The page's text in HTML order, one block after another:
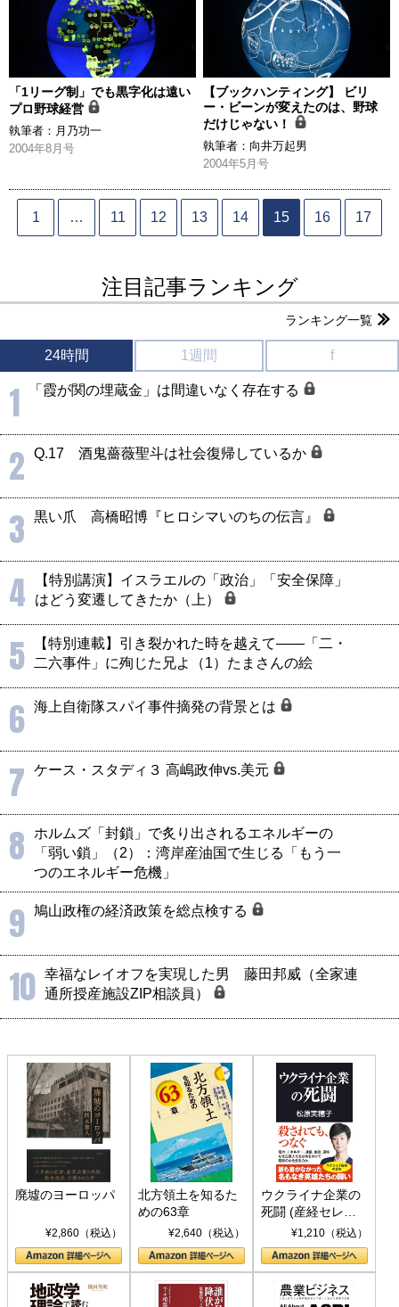
「1リーグ制」でも黒字化は遠い
プロ野球経営
執筆者： 月乃功一
2004年8月号
【ブックハンティング】 ビリ
ー・ビーンが変えたのは、野球
だけじゃない！
執筆者： 向井万起男
2004年5月号
1 … 11 12 13 14 15 16 17
注目記事ランキング
ランキング一覧
24時間 1週間 f
1 「霞が関の埋蔵金」は間違いなく存在する
2 Q.17 酒鬼薔薇聖斗は社会復帰しているか
3 黒い爪 高橋昭博『ヒロシマいのちの伝言』
4
【特別講演】イスラエルの「政治」「安全保障」
はどう変遷してきたか（上）
5
【特別連載】引き裂かれた時を越えて――「二・
二六事件」に殉じた兄よ（1）たまさんの絵
6 海上自衛隊スパイ事件摘発の背景とは
7 ケース・スタディ３ 高嶋政伸vs.美元
8
ホルムズ「封鎖」で炙り出されるエネルギーの
「弱い鎖」（2）：湾岸産油国で生じる「もう一
つのエネルギー危機」
9 鳩山政権の経済政策を総点検する
10 幸福なレイオフを実現した男 藤田邦威（全家連
通所授産施設ZIP相談員）
廃墟のヨーロッパ
¥2,860（税込）
北方領土を知るた
めの63章
¥2,640（税込）
ウクライナ企業の
死闘 (産経セレク
ト S 039)¥1,210（税込）